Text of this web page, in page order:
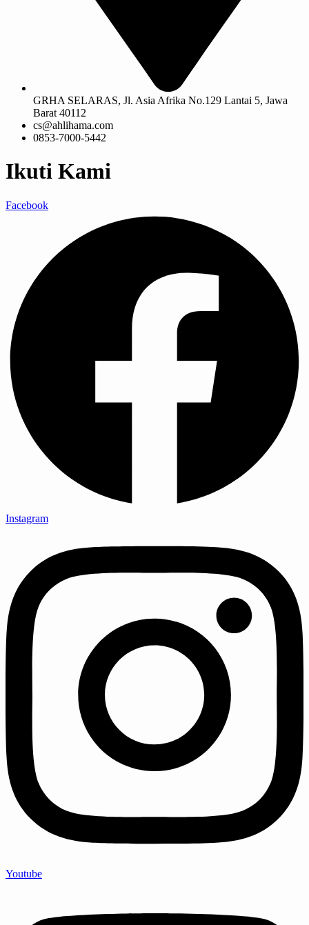
GRHA SELARAS, Jl. Asia Afrika No.129 Lantai 5, Jawa
Barat 40112
cs@ahlihama.com
0853-7000-5442
Ikuti Kami
Facebook
Instagram
Youtube